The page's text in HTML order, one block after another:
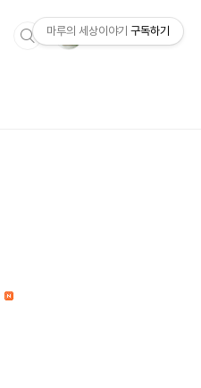
마루의 세상이야기 구독하기